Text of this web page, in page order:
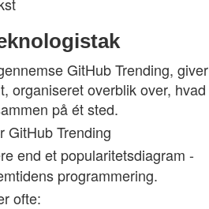
GitHub Trending, giver
organiseret overblik over, hvad
på ét sted.
GitHub Trending
end et popularitetsdiagram -
programmering.
ofte: